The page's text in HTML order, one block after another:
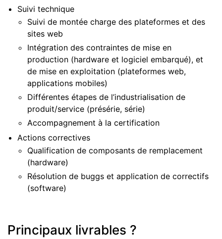
Suivi technique
Suivi de montée charge des plateformes et des
sites web
Intégration des contraintes de mise en
production (hardware et logiciel embarqué), et
de mise en exploitation (plateformes web,
applications mobiles)
Différentes étapes de l’industrialisation de
produit/service (présérie, série)
Accompagnement à la certification
Actions correctives
Qualification de composants de remplacement
(hardware)
Résolution de buggs et application de correctifs
(software)
Principaux livrables ?